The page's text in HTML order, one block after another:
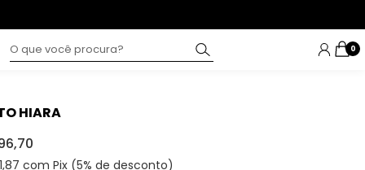
0
HIARA
com Pix (5% de desconto)